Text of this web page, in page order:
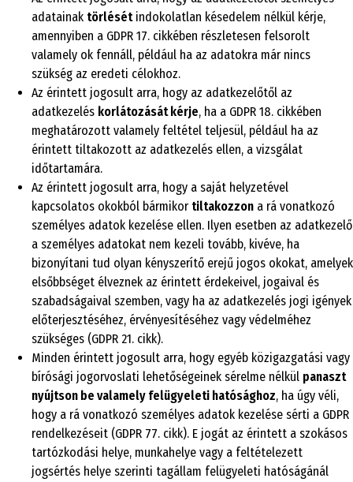
adatainak törlésétindokolatlan késedelem nélkül kérje,
amennyiben a GDPR 17. cikkében részletesen felsorolt
valamely ok fennáll, például ha az adatokra már nincs
szükség az eredeti célokhoz.
Az érintett jogosult arra, hogy az adatkezelőtől az
adatkezelés korlátozását kérje, ha a GDPR 18. cikkében
meghatározott valamely feltétel teljesül, például ha az
érintett tiltakozott az adatkezelés ellen, a vizsgálat
időtartamára.
Az érintett jogosult arra, hogy a saját helyzetével
kapcsolatos okokból bármikor tiltakozzon a rá vonatkozó
személyes adatok kezelése ellen. Ilyen esetben az adatkezelő
a személyes adatokat nem kezeli tovább, kivéve, ha
bizonyítani tud olyan kényszerítő erejű jogos okokat, amelyek
elsőbbséget élveznek az érintett érdekeivel, jogaival és
szabadságaival szemben, vagy ha az adatkezelés jogi igények
előterjesztéséhez, érvényesítéséhez vagy védelméhez
szükséges (GDPR 21. cikk).
Minden érintett jogosult arra, hogy egyéb közigazgatási vagy
bírósági jogorvoslati lehetőségeinek sérelme nélkül panaszt
nyújtson be valamely felügyeleti hatósághoz, ha úgy véli,
hogy a rá vonatkozó személyes adatok kezelése sérti a GDPR
rendelkezéseit (GDPR 77. cikk). E jogát az érintett a szokásos
tartózkodási helye, munkahelye vagy a feltételezett
jogsértés helye szerinti tagállam felügyeleti hatóságánál